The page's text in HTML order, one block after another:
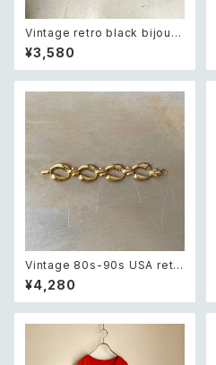
Vintage retro black bijou b
icolor chain necklace レト
ロ ヴィンテージ アクセサリー ブ
ラック ビジュー バイカラー チェ
¥3,580
Vintage 80s-90s USA retr
o gold tone classical wide
design chain bracelet レト
ロ アメリカ ヴィンテージ アクセ
ド デザイン チェーン ブレスレッ
¥4,280